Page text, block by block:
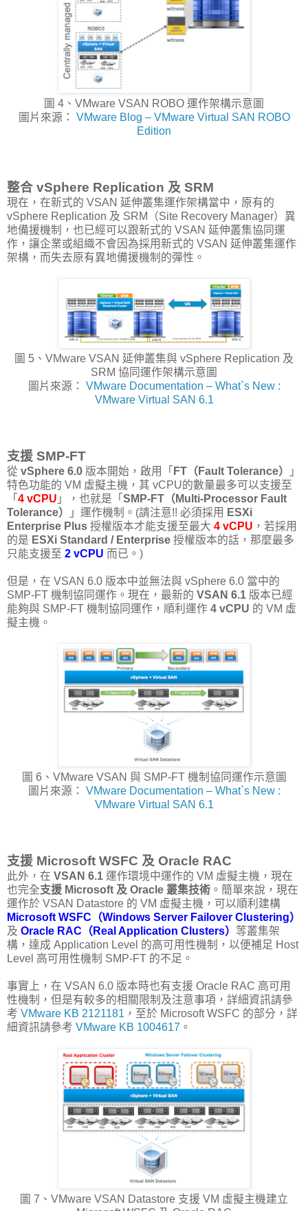
圖 4、VMware VSAN ROBO 運作架構示意圖
圖片來源： VMware Blog – VMware Virtual SAN ROBO
Edition
整合 vSphere Replication 及 SRM
現在，在新式的 VSAN 延伸叢集運作架構當中，原有的
vSphere Replication 及 SRM（Site Recovery Manager）異
地備援機制，也已經可以跟新式的 VSAN 延伸叢集協同運
作，讓企業或組織不會因為採用新式的 VSAN 延伸叢集運作
架構，而失去原有異地備援機制的彈性。
圖 5、VMware VSAN 延伸叢集與 vSphere Replication 及
SRM 協同運作架構示意圖
圖片來源： VMware Documentation – What`s New :
VMware Virtual SAN 6.1
支援 SMP-FT
從 vSphere 6.0 版本開始，啟用「 FT（Fault Tolerance）
」
特色功能的 VM 虛擬主機，其 vCPU的數量最多可以支援至
「 4 vCPU 」，也就是「 SMP-FT（Multi-Processor Fault
Tolerance）
」運作機制。(請注意!! 必須採用 ESXi
Enterprise Plus 授權版本才能支援至最大 4 vCPU ，若採用
的是 ESXi Standard / Enterprise 授權版本的話，那麼最多
只能支援至 2 vCPU 而已。)
但是，在 VSAN 6.0 版本中並無法與 vSphere 6.0 當中的
SMP-FT 機制協同運作。現在，最新的 VSAN 6.1 版本已經
能夠與 SMP-FT 機制協同運作，順利運作 4 vCPU 的 VM 虛
擬主機。
圖 6、VMware VSAN 與 SMP-FT 機制協同運作示意圖
圖片來源： VMware Documentation – What`s New :
VMware Virtual SAN 6.1
支援 Microsoft WSFC 及 Oracle RAC
此外，在 VSAN 6.1 運作環境中運作的 VM 虛擬主機，現在
也完全支援 Microsoft 及 Oracle 叢集技術 。簡單來說，現在
運作於 VSAN Datastore 的 VM 虛擬主機，可以順利建構
Microsoft WSFC（Windows Server Failover Clustering）
及 Oracle RAC（Real Application Clusters） 等叢集架
構，達成 Application Level 的高可用性機制，以便補足 Host
Level 高可用性機制 SMP-FT 的不足。
事實上，在 VSAN 6.0 版本時也有支援 Oracle RAC 高可用
性機制，但是有較多的相關限制及注意事項，詳細資訊請參
考 VMware KB 2121181 ，至於 Microsoft WSFC 的部分，詳
細資訊請參考 VMware KB 1004617 。
圖 7、VMware VSAN Datastore 支援 VM 虛擬主機建立